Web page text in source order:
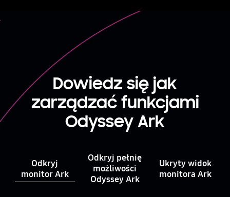
Dowiedz się jak
zarządzać funkcjami
Odyssey Ark
Odkryj
monitor Ark
Odkryj pełnię
możliwości
Odyssey Ark
Ukryty widok
monitora Ark